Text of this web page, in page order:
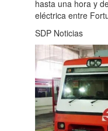
hasta una hora y
eléctrica entre
SDP Noticias